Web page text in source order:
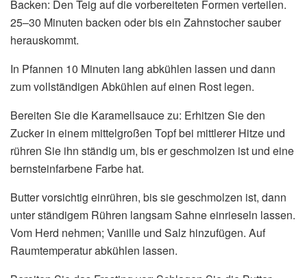
Backen: Den Teig auf die vorbereiteten Formen verteilen.
25–30 Minuten backen oder bis ein Zahnstocher sauber
herauskommt.
In Pfannen 10 Minuten lang abkühlen lassen und dann
zum vollständigen Abkühlen auf einen Rost legen.
Bereiten Sie die Karamellsauce zu: Erhitzen Sie den
Zucker in einem mittelgroßen Topf bei mittlerer Hitze und
rühren Sie ihn ständig um, bis er geschmolzen ist und eine
bernsteinfarbene Farbe hat.
Butter vorsichtig einrühren, bis sie geschmolzen ist, dann
unter ständigem Rühren langsam Sahne einrieseln lassen.
Vom Herd nehmen; Vanille und Salz hinzufügen. Auf
Raumtemperatur abkühlen lassen.